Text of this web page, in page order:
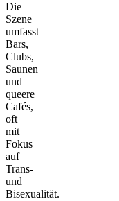
Die
Szene
umfasst
Bars,
Clubs,
Saunen
und
queere
Cafés,
oft
mit
Fokus
auf
Trans-
und
Bisexualität.